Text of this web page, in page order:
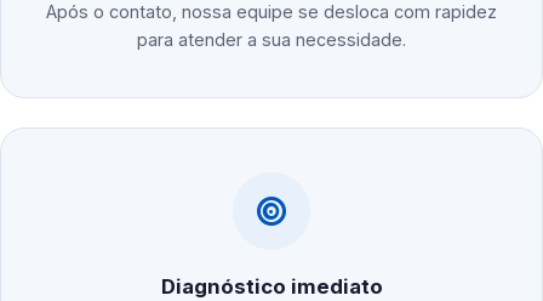
Após o contato, nossa equipe se desloca com rapidez
para atender a sua necessidade.
Diagnóstico imediato